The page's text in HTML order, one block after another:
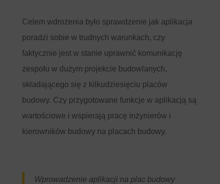
Celem wdrożenia było sprawdzenie jak aplikacja
poradzi sobie w trudnych warunkach, czy
faktycznie jest w stanie uprawnić komunikację
zespołu w dużym projekcie budowlanych,
składającego się z kilkudziesięciu placów
budowy. Czy przygotowane funkcje w aplikacją są
wartościowe i wspierają pracę inżynierów i
kierowników budowy na placach budowy.
Wprowadzenie aplikacji na plac budowy